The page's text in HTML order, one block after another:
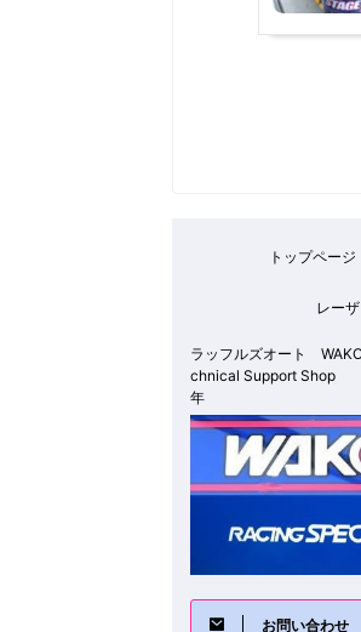
トップページ
レー
ラッフルズオート
chnical Support Shop
年
お問い合わせ